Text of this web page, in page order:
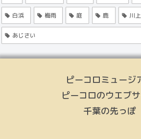
白浜 梅雨 庭 鹿 川
あじさい
ピーコロミュージ
ピーコロのウエブ
千葉の先っぽ